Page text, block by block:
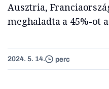
Ausztria,
meghaladta a 45%-ot
2024. 5. 14. perc